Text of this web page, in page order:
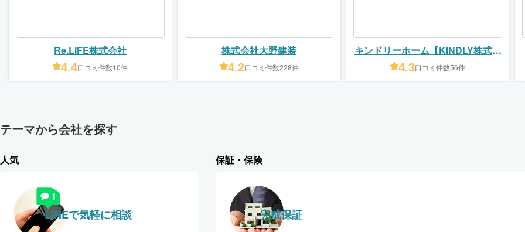
Re.LIFE株式会社
4.4口コミ件数10件
株式会社大野建装
4.2口コミ件数228件
キンドリーホーム【KINDLY株式会
社】
4.3口コミ件数56件
テーマから会社を探す
人気
LINEで気軽に相談
保証・保険
完成保証